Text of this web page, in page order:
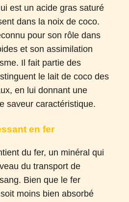
est un acide gras saturé
dans la noix de coco.
pour son rôle dans
et son assimilation
Il fait partie des
le lait de coco des
en lui donnant une
saveur caractéristique.
en fer
du fer, un minéral qui
du transport de
Bien que le fer
moins bien absorbé